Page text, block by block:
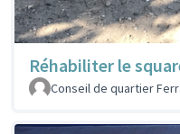
Réhabiliter le
Conseil de quartier